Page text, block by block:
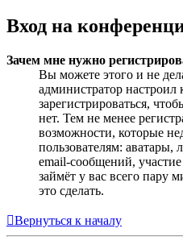
Вход на
Зачем мне нужно
Вы можете этого и не
администратор
зарегистрироваться,
нет. Тем не менее
возможности, которые
пользователям: аватары,
email-сообщений,
займёт у вас всего пару
это сделать.
Вернуться к началу